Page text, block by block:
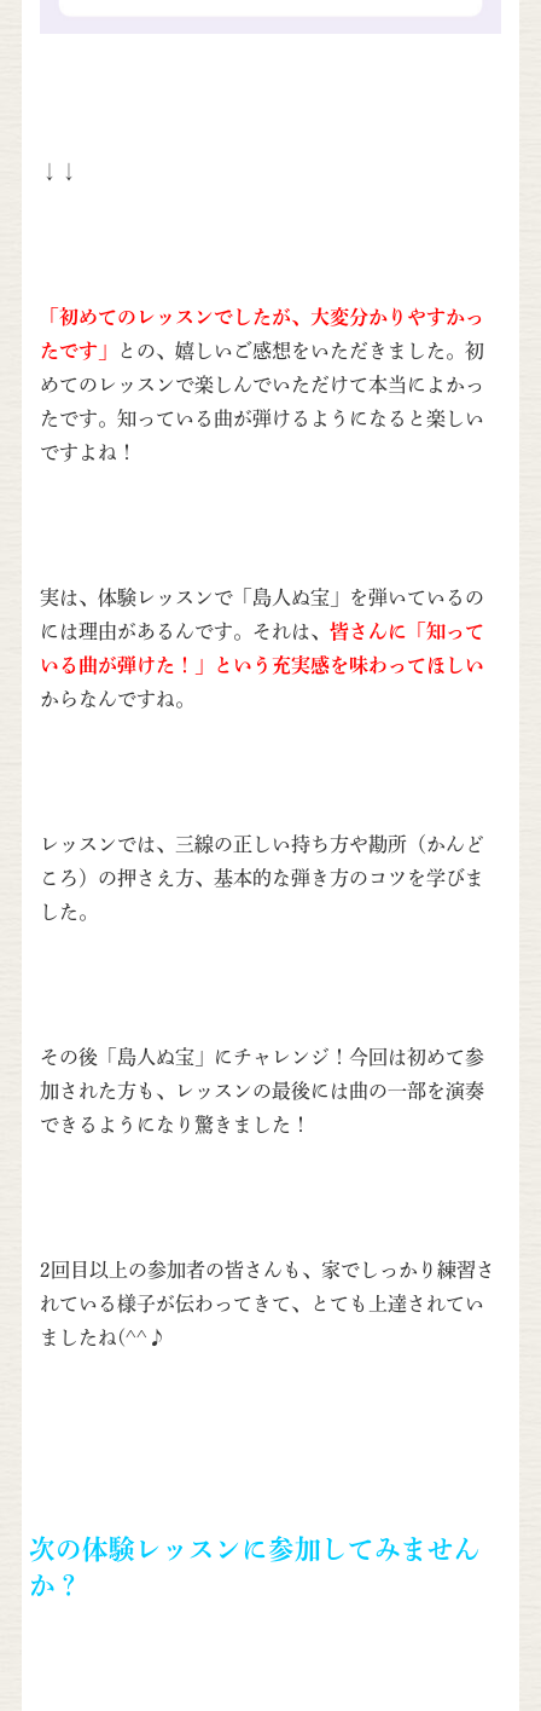
↓↓
「初めてのレッスンでしたが、大変分かりやすかっ
たです」
との、嬉しいご感想をいただきました。初
めてのレッスンで楽しんでいただけて本当によかっ
たです。知っている曲が弾けるようになると楽しい
ですよね！
実は、体験レッスンで「島人ぬ宝」を弾いているの
には理由があるんです。それは、 皆さんに「知って
いる曲が弾けた！」という充実感を味わってほしい
からなんですね。
レッスンでは、三線の正しい持ち方や勘所（かんど
ころ）の押さえ方、基本的な弾き方のコツを学びま
した。
その後「島人ぬ宝」にチャレンジ！今回は初めて参
加された方も、レッスンの最後には曲の一部を演奏
できるようになり驚きました！
2回目以上の参加者の皆さんも、家でしっかり練習さ
れている様子が伝わってきて、とても上達されてい
ましたね(^^♪
次の体験レッスンに参加してみません
か？